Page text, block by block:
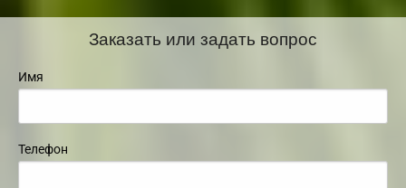
Заказать или задать вопрос
Имя
Телефон